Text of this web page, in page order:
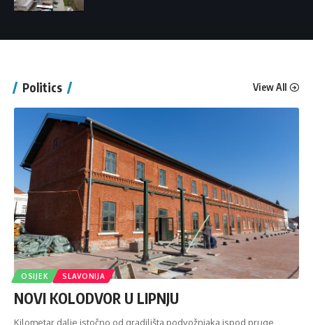
Politics View All
OSIJEK SLAVONIJA
NOVI KOLODVOR U LIPNJU
Kilometar dalje istočno od gradilišta podvožnjaka ispod pruge